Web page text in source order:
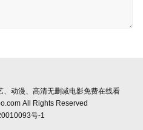
、动漫、高清无删减电影免费在线看
All Rights Reserved
号-1